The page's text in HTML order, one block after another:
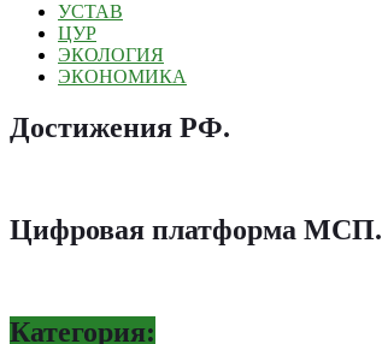
УСТАВ
ЦУР
ЭКОЛОГИЯ
ЭКОНОМИКА
Достижения РФ.
Цифровая платформа МСП.
Категория: